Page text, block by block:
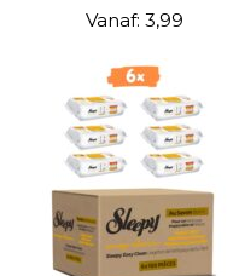
vellen
Vanaf: 3,99